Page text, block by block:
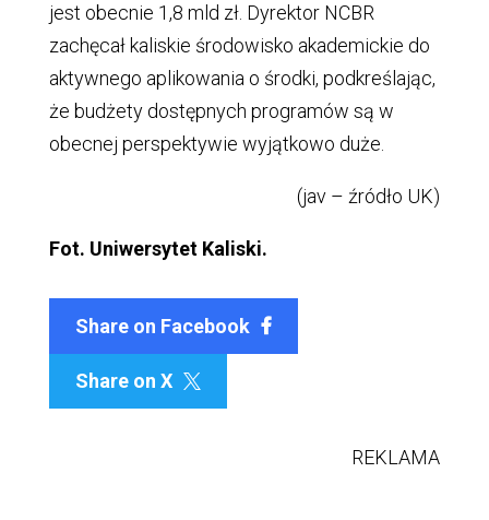
jest obecnie 1,8 mld zł. Dyrektor NCBR
zachęcał kaliskie środowisko akademickie do
aktywnego aplikowania o środki, podkreślając,
że budżety dostępnych programów są w
obecnej perspektywie wyjątkowo duże.
(jav – źródło UK)
Fot. Uniwersytet Kaliski.
Share on Facebook
Share on X 
REKLAMA